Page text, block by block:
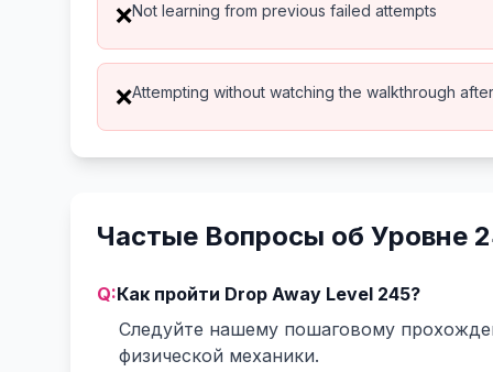
❌Not learning from previous failed attempts
❌Attempting without watching the walkthrough
Частые Вопросы об Уровне
Q:Как пройти Drop Away Level 245?
Следуйте нашему пошаговому
физической механики.